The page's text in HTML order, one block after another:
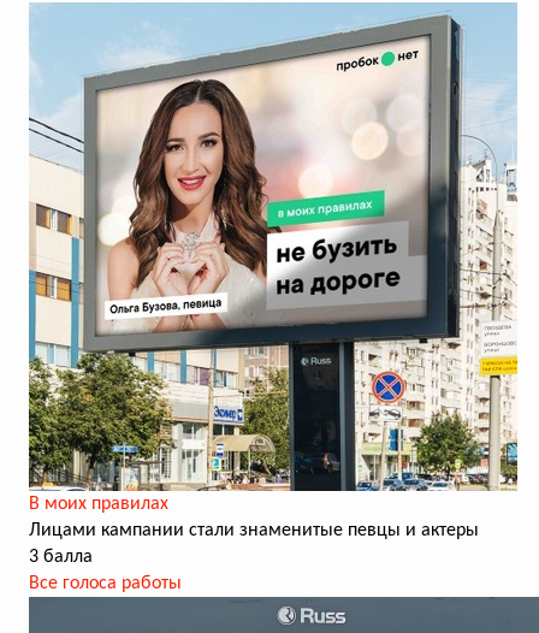
В моих правилах
Лицами кампании стали знаменитые певцы и актеры
3 балла
Все голоса работы